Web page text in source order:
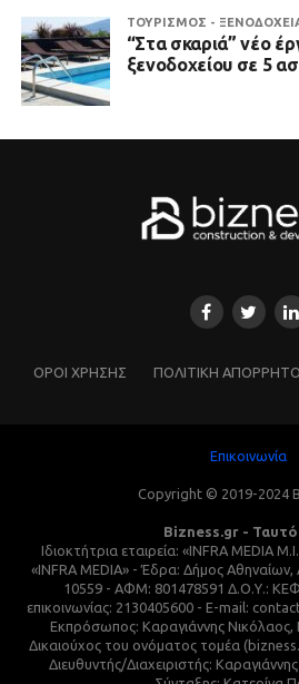
ΤΟΥΡΙΣΜΟΣ -
“Στα σκαριά” νέο
ξενοδοχείου σε 5
ΌΡΟΙ ΧΡΗΣΗΣ ΠΟΛΙΤΙΚΗ
Επικοινωνία
Copyright © 2019-2024
Bizness.gr -
Ιδιοκτήτρια εταιρεία: «INFRA MEDIA
«INFRA MEDIA» - Έδρα: Δήμος
10559 - ΑΦΜ: 801478591 Δ.Ο.Υ.:
επικοινωνίας: 2130405600 - E-mail:
Εκπρόσωπος: Καραγιάννης
Δικαιούχος του ονόματος τομέα
Διευθυντής/Διαχειριστής: